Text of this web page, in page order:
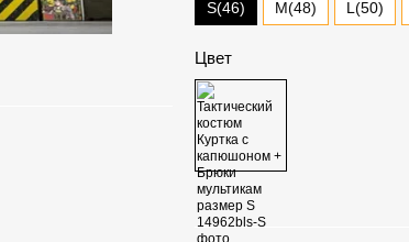
S(46) M(48) L(50)
Цвет